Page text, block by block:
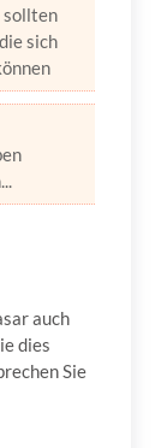
sollten
sich
auch
dies
Sie